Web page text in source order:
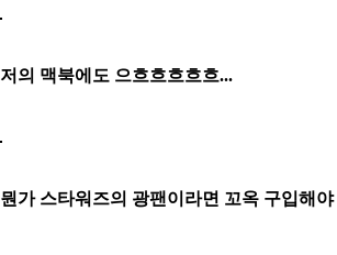
저의 맥북에도 으흐흐흐흐흐...
뭔가 스타워즈의 광팬이라면 꼬옥 구입해야